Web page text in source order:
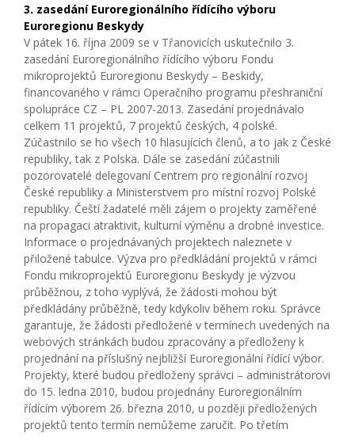
3. zasedání Euroregionálního řídícího výboru
Euroregionu Beskydy
V pátek 16. října 2009 se v Třanovicích uskutečnilo 3.
zasedání Euroregionálního řídícího výboru Fondu
mikroprojektů Euroregionu Beskydy – Beskidy,
financovaného v rámci Operačního programu přeshraniční
spolupráce CZ – PL 2007-2013. Zasedání projednávalo
celkem 11 projektů, 7 projektů českých, 4 polské.
Zúčastnilo se ho všech 10 hlasujících členů, a to jak z České
republiky, tak z Polska. Dále se zasedání zúčastnili
pozorovatelé delegovaní Centrem pro regionální rozvoj
České republiky a Ministerstvem pro místní rozvoj Polské
republiky. Čeští žadatelé měli zájem o projekty zaměřené
na propagaci atraktivit, kulturní výměnu a drobné investice.
Informace o projednávaných projektech naleznete v
přiložené tabulce. Výzva pro předkládání projektů v rámci
Fondu mikroprojektů Euroregionu Beskydy je výzvou
průběžnou, z toho vyplývá, že žádosti mohou být
předkládány průběžně, tedy kdykoliv během roku. Správce
garantuje, že žádosti předložené v termínech uvedených na
webových stránkách budou zpracovány a předloženy k
projednání na příslušný nejbližší Euroregionální řídící výbor.
Projekty, které budou předloženy správci – administrátorovi
do 15. ledna 2010, budou projednány Euroregionálním
řídícím výborem 26. března 2010, u později předložených
projektů tento termín nemůžeme zaručit. Po třetím